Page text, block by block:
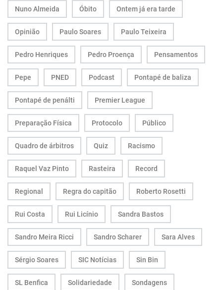
Nuno Almeida Óbito Ontem já era tarde
Opinião Paulo Soares Paulo Teixeira
Pedro Henriques Pedro Proença Pensamentos
Pepe PNED Podcast Pontapé de baliza
Pontapé de penálti Premier League
Preparação Física Protocolo Público
Quadro de árbitros Quiz Racismo
Raquel Vaz Pinto Rasteira Record
Regional Regra do capitão Roberto Rosetti
Rui Costa Rui Licínio Sandra Bastos
Sandro Meira Ricci Sandro Scharer Sara Alves
Sérgio Soares SIC Notícias Sin Bin
SL Benfica Solidariedade Sondagens